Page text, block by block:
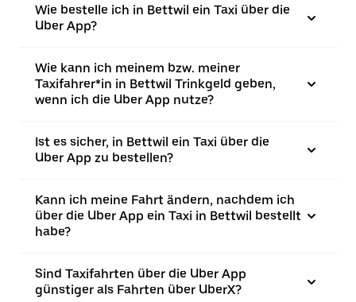
Wie bestelle ich in Bettwil ein Taxi über die
Uber App?
Wie kann ich meinem bzw. meiner
Taxifahrer*in in Bettwil Trinkgeld geben,
wenn ich die Uber App nutze?
Ist es sicher, in Bettwil ein Taxi über die
Uber App zu bestellen?
Kann ich meine Fahrt ändern, nachdem ich
über die Uber App ein Taxi in Bettwil bestellt
habe?
Sind Taxifahrten über die Uber App
günstiger als Fahrten über UberX?